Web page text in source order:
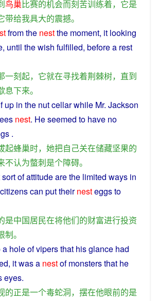
鸟巢比赛的机会而刻苦训练着， 它是
带给我具大的震撼。
from the nestthe moment, it looking
, until thewish fulfilled, beforea rest
一刻起， 它就在寻找着荆棘树， 直到
息下来。
up in the nutcellarwhile Mr. Jackson
nest. Heseemed to have no
.
起蜂巢时， 她把自己关在储藏坚果的
不认为螫刺是个障碍。
sortofattitudearethe limited ways in
citizenscan puttheir nesteggs to
是中国居民在将他们的财富进行投资
制。
a holeofvipersthat hisglance had
itwasa nestofmonstersthat he
eyes.
的正是一个毒蛇洞， 摆在他眼前的是